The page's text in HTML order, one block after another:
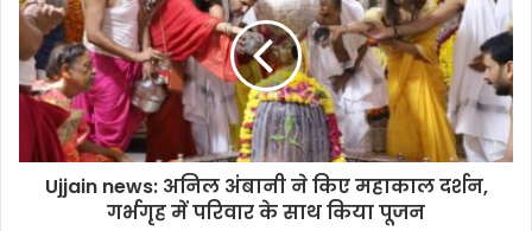
Ujjain news: अनिल अंबानी ने किए महाकाल दर्शन,
गर्भगृह में परिवार के साथ किया पूजन